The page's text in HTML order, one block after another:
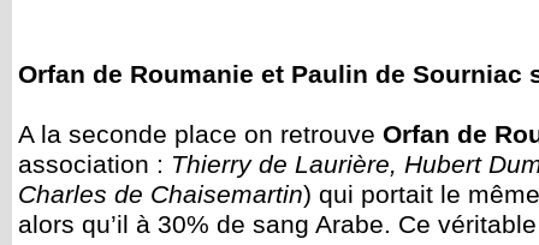
Orfan de Roumanie et Paulin de Sourniac
A la seconde place on retrouve Orfan de
association : Thierry de Laurière, Hubert
Charles de Chaisemartin) qui portait le
alors qu’il à 30% de sang Arabe. Ce